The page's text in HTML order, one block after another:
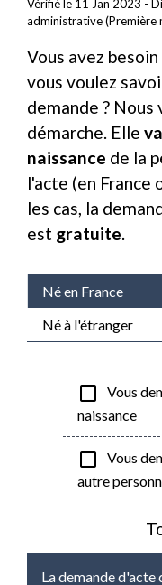
Vérifié le 11 Jan 2023 -
administrative (Première
Vous avez besoin
vous voulez
demande ?
démarche. Elle
naissance de la
l'acte (en France
les cas, la
est gratuite.
Né en France
Né à l'étranger
check_box_outline_blank
Vous
naissance
check_box_outline_blank
Vous
autre
La demande d'acte